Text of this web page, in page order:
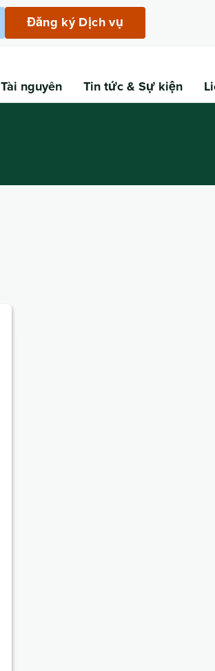
Đăng ký Dịch vụ
Tài nguyên Tin tức& Sự kiện